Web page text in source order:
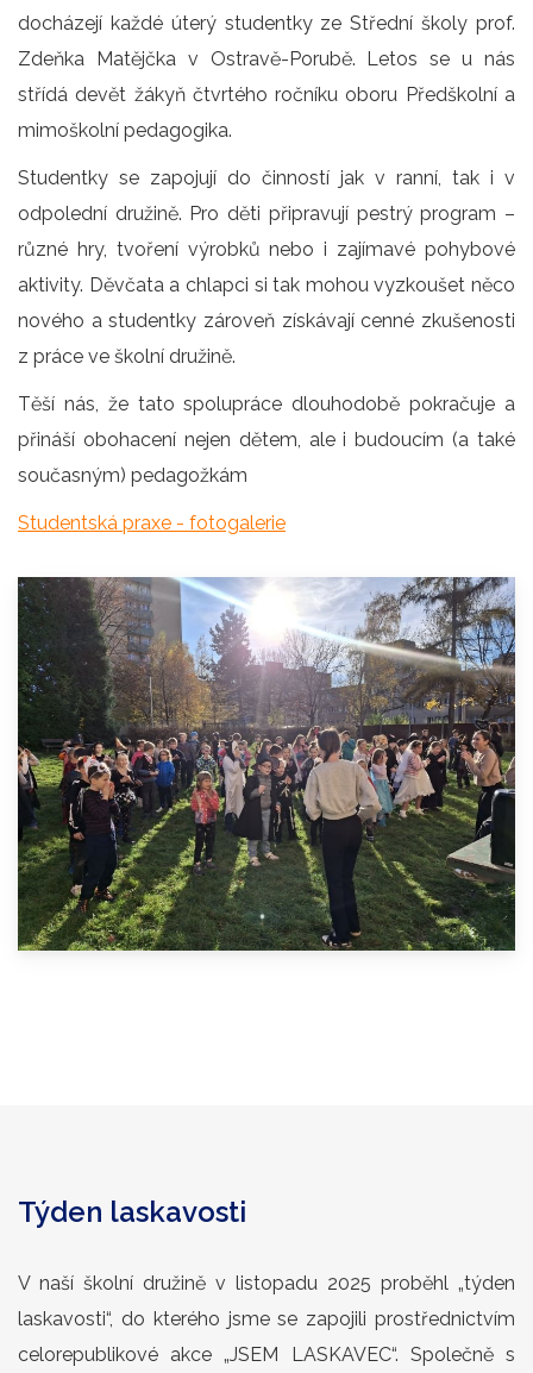
docházejí každé úterý studentky ze Střední školy prof.
Zdeňka Matějčka v Ostravě-Porubě. Letos se u nás
střídá devět žákyň čtvrtého ročníku oboru Předškolní a
mimoškolní pedagogika.
Studentky se zapojují do činností jak v ranní, tak i v
odpolední družině. Pro děti připravují pestrý program –
různé hry, tvoření výrobků nebo i zajímavé pohybové
aktivity. Děvčata a chlapci si tak mohou vyzkoušet něco
nového a studentky zároveň získávají cenné zkušenosti
z práce ve školní družině.
Těší nás, že tato spolupráce dlouhodobě pokračuje a
přináší obohacení nejen dětem, ale i budoucím (a také
současným) pedagožkám
Studentská praxe - fotogalerie
Týden laskavosti
V naší školní družině v listopadu 2025 proběhl „týden
laskavosti“, do kterého jsme se zapojili prostřednictvím
celorepublikové akce „JSEM LASKAVEC“. Společně s